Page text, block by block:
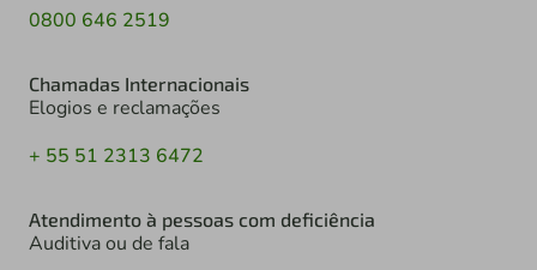
0800 646 2519
Chamadas Internacionais
Elogios e reclamações
+ 55 51 2313 6472
Atendimento à pessoas com deficiência
Auditiva ou de fala